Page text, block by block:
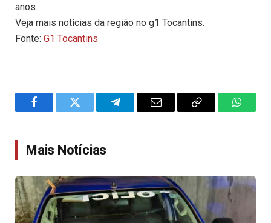
anos.
Veja mais notícias da região no g1 Tocantins.
Fonte: G1 Tocantins
FacebookTwitter TelegramEmail
Copy
Mais Notícias